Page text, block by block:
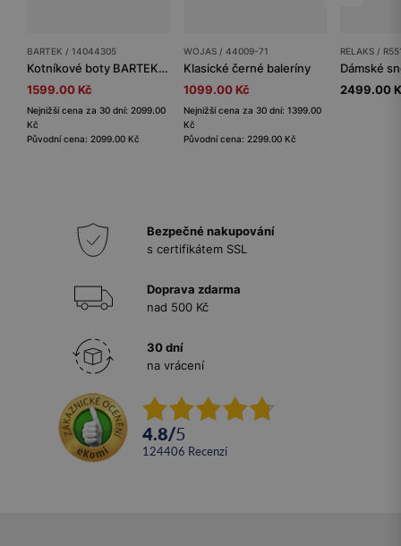
BARTEK / 14044305
Kotníkové boty BARTEK 14044305, černé
1599.00 Kč
Nejnižší cena za 30 dní: 2099.00
Kč
Původní cena: 2099.00 Kč
WOJAS / 44009-71
Klasické černé baleríny
1099.00 Kč
Nejnižší cena za 30 dní: 1399.00
Kč
Původní cena: 2299.00 Kč
RELAKS /
2499.00
Bezpečné nakupování
s certifikátem SSL
Doprava zdarma
nad 500 Kč
30 dní
na vrácení
4.8/5
124406 recenzí